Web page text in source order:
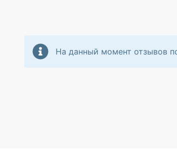
На данный момент отзывов